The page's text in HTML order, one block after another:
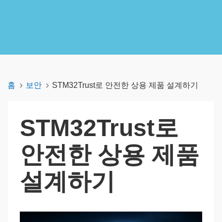
홈 보안 STM32Trust로 안전한 상용 제품 설계하기
STM32Trust로
안전한 상용 제품
설계하기